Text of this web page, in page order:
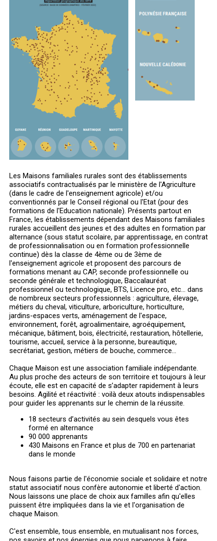
Les Maisons familiales rurales sont des établissements
associatifs contractualisés par le ministère de l'Agriculture
(dans le cadre de l'enseignement agricole) et/ou
conventionnés par le Conseil régional ou l'Etat (pour des
formations de l'Education nationale). Présents partout en
France, les établissements dépendant des Maisons familiales
rurales accueillent des jeunes et des adultes en formation par
alternance (sous statut scolaire, par apprentissage, en contrat
de professionnalisation ou en formation professionnelle
continue) dès la classe de 4ème ou de 3ème de
l'enseignement agricole et proposent des parcours de
formations menant au CAP, seconde professionnelle ou
seconde générale et technologique, Baccalauréat
professionnel ou technologique, BTS, Licence pro, etc... dans
de nombreux secteurs professionnels : agriculture, élevage,
métiers du cheval, viticulture, arboriculture, horticulture,
jardins-espaces verts, aménagement de l'espace,
environnement, forêt, agroalimentaire, agroéquipement,
mécanique, bâtiment, bois, électricité, restauration, hôtellerie,
tourisme, accueil, service à la personne, bureautique,
secrétariat, gestion, métiers de bouche, commerce...
Chaque Maison est une association familiale indépendante.
Au plus proche des acteurs de son territoire et toujours à leur
écoute, elle est en capacité de s’adapter rapidement à leurs
besoins. Agilité et réactivité : voilà deux atouts indispensables
pour guider les apprenants sur le chemin de la réussite.
18 secteurs d’activités au sein desquels vous êtes
formé en alternance
90 000 apprenants
430 Maisons en France et plus de 700 en partenariat
dans le monde
Nous faisons partie de l'économie sociale et solidaire et notre
statut associatif nous confère autonomie et liberté d'action.
Nous laissons une place de choix aux familles afin qu'elles
puissent être impliquées dans la vie et l'organisation de
chaque Maison.
C'est ensemble, tous ensemble, en mutualisant nos forces,